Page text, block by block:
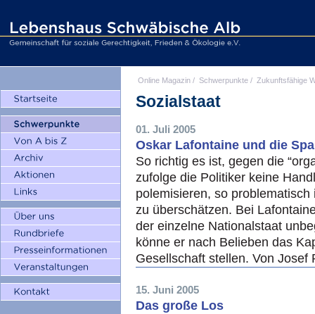
Online Magazin / Schwerpunkte / Zukunftsfähige
Sozialstaat
01. Juli 2005
Oskar Lafontaine und die
So richtig es ist, gegen die
zufolge die Politiker keine
polemisieren, so
zu überschätzen. Bei
der einzelne Nationalstaat
könne er nach Belieben das
Gesellschaft stellen. Von Josef
15. Juni 2005
Das große Los